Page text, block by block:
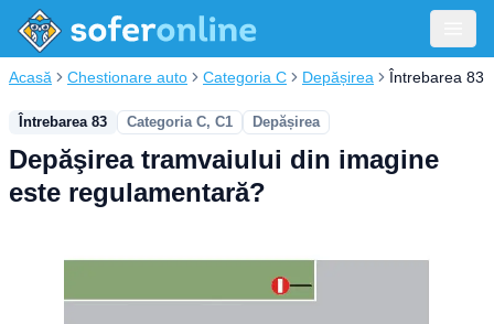
Acasă Chestionare auto Categoria C Depășirea Întrebarea 83
Întrebarea 83 Categoria C, C1 Depășirea
Depăşirea tramvaiului din imagine
este regulamentară?